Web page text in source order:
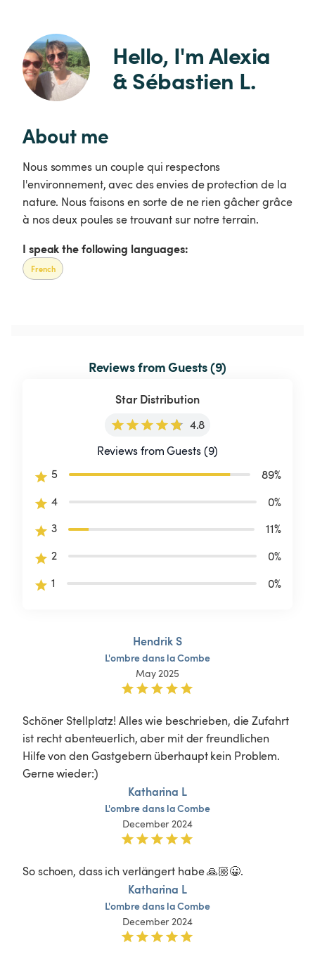
Hello, I'm Alexia
& Sébastien L.
About me
Nous sommes un couple qui respectons
l'environnement, avec des envies de protection de la
nature. Nous faisons en sorte de ne rien gâcher grâce
à nos deux poules se trouvant sur notre terrain.
I speak the following languages:
French
Reviews from Guests (9)
Star Distribution
4.8
Reviews from Guests (9)
5
89%
4
0%
3
11%
2
0%
1
0%
Hendrik S
L'ombredans laCombe
May 2025
Schöner Stellplatz! Alles wie beschrieben, die Zufahrt
ist recht abenteuerlich, aber mit der freundlichen
Hilfe von den Gastgebern überhaupt kein Problem.
Gerne wieder:)
Katharina L
L'ombredans laCombe
December 2024
So schoen, dass ich verlängert habe 🙏🏼😀.
Katharina L
L'ombredans laCombe
December 2024